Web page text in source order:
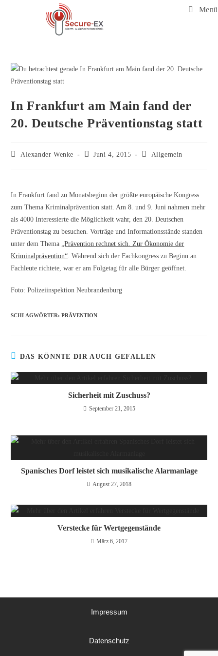
Menü
In Frankfurt am Main fand der
20. Deutsche Präventionstag statt
Alexander Wenke Juni 4, 2015 Allgemein
In Frankfurt fand zu Monatsbeginn der größte europäische Kongress
zum Thema Kriminalprävention statt. Am 8. und 9. Juni nahmen mehr
als 4000 Interessierte die Möglichkeit wahr, den 20. Deutschen
Präventionstag zu besuchen. Vorträge und Informationsstände standen
unter dem Thema „Prävention rechnet sich. Zur Ökonomie der
Kriminalprävention“. Während sich der Fachkongress zu Beginn an
Fachleute richtete, war er am Folgetag für alle Bürger geöffnet.
Foto: Polizeiinspektion Neubrandenburg
SCHLAGWÖRTER:PRÄVENTION
DAS KÖNNTE DIR AUCH GEFALLEN
Sicherheit mit Zuschuss?
September 21, 2015
Spanisches Dorf leistet sich musikalische Alarmanlage
August 27, 2018
Verstecke für Wertgegenstände
März 6, 2017
Impressum
Datenschutz